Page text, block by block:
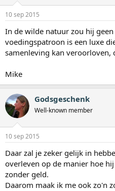
10 sep 2015
In de wilde natuur zou hij
voedingspatroon is een luxe
samenleving kan veroorloven,
Mike
Godsgeschenk
Well-known member
10 sep 2015
Daar zal je zeker gelijk in
overleven op de manier hoe
zonder geld.
Daarom maak ik me ook zo'n